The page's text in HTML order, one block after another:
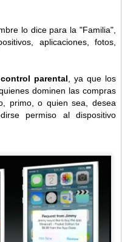
lo dice para la "Familia",
aplicaciones, fotos,
parental , ya que los
dominen las compras
primo, o quien sea, desea
permiso al dispositivo